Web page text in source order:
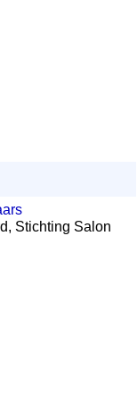
Stichting Salon